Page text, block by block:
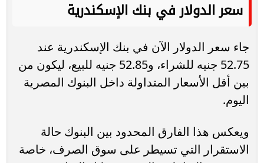
سعر الدولار في بنك الإسكندرية
جاء سعر الدولار الآن في بنك الإسكندرية عند
52.75 جنيه للشراء، و52.85 جنيه للبيع، ليكون من
بين أقل الأسعار المتداولة داخل البنوك المصرية
اليوم.
ويعكس هذا الفارق المحدود بين البنوك حالة
الاستقرار التي تسيطر على سوق الصرف، خاصة